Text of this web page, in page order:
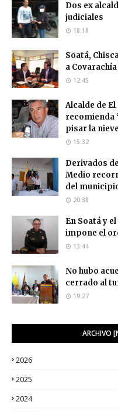
Dos ex
judiciales
18:18
Soatá,
a
12:45
Alcalde de
recomienda
pisar la
15:32
Derivados
Medio
del
20:38
En Soatá y
impone el
13:44
No hubo
cerrado al
19:27
ARCHIVO
2026
2025
2024